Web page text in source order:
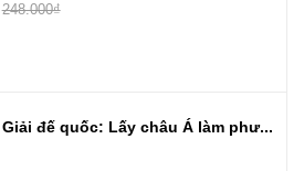
248.000₫
Giải đế quốc: Lấy châu Á làm phư...